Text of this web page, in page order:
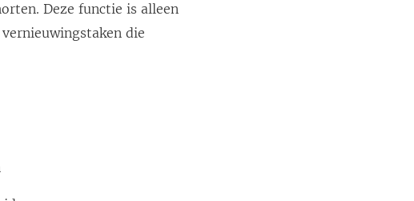
Deze functie is alleen
die